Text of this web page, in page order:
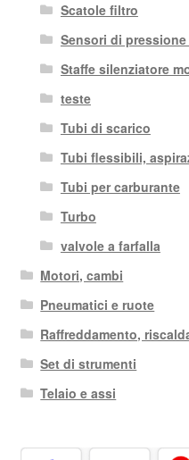
Scatole filtro
Sensori di
Staffe silenziatore
teste
Tubi di scarico
Tubi flessibili,
Tubi per carburante
Turbo
valvole a farfalla
Motori, cambi
Pneumatici e ruote
Raffreddamento,
Set di strumenti
Telaio e assi